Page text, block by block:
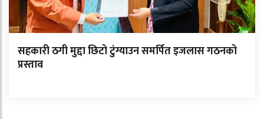
सहकारी ठगी मुद्दा छिटो टुंग्याउन समर्पित इजलास गठनको
प्रस्ताव